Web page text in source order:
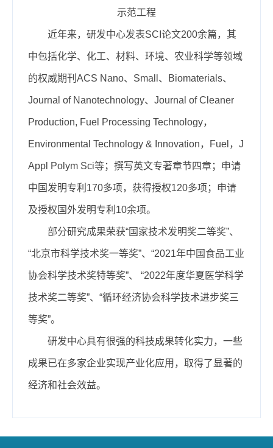
示范工程
近年来，研发中心发表SCI论文200余篇，其
中包括化学、化工、材料、环境、农业科学等领域
的权威期刊ACS Nano、Small、Biomaterials、
Journal of Nanotechnology、Journal of Cleaner
Production, Fuel Processing Technology，
Environmental Technology & Innovation，Fuel，J
Appl Polym Sci等；撰写英文专著章节四章；申请
中国发明专利170多项，获得授权120多项；申请
及授权国外发明专利10余项。
部分研究成果荣获“国家技术发明奖二等奖”、
“北京市科学技术奖一等奖”、“2021年中国食品工业
协会科学技术奖特等奖”、 “2022年度华夏医学科学
技术奖二等奖”、“循环经济协会科学技术进步奖三
等奖”。
研发中心具有很强的科技成果转化实力，一些
成果已在多家企业实现产业化应用，取得了显著的
经济和社会效益。